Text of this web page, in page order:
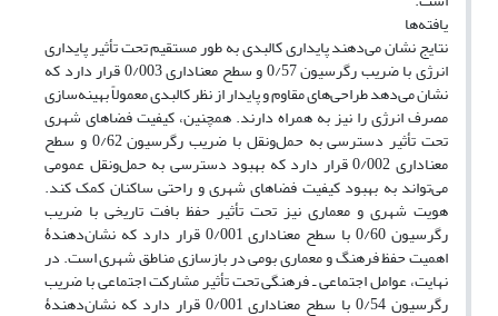
یافته‌ها
نتایج نشان می‌دهند پایداری کالبدی به طور مستقیم تحت تأثیر پایداری
انرژی با ضریب رگرسیون 0/57 و سطح معناداری 0/003 قرار دارد که
نشان‌ می‌دهد طراحی‌های مقاوم و پایدار از نظر کالبدی معمولاً بهینه‌سازی
مصرف انرژی را نیز به همراه دارند. همچنین، کیفیت فضاهای شهری
تحت تأثیر دسترسی به حمل‌ونقل با ضریب رگرسیون 0/62 و سطح
معناداری 0/002 قرار دارد که بهبود دسترسی به حمل‌ونقل عمومی
می‌تواند به بهبود کیفیت فضاهای شهری و راحتی ساکنان کمک کند.
هویت شهری و معماری نیز تحت تأثیر حفظ بافت تاریخی با ضریب
رگرسیون 0/60 با سطح معناداری 0/001 قرار دارد که نشان‌دهندۀ
اهمیت حفظ فرهنگ و معماری بومی در بازسازی مناطق شهری است. در
نهایت، عوامل اجتماعی ـ فرهنگی تحت تأثیر مشارکت اجتماعی با ضریب
رگرسیون 0/54 با سطح معناداری 0/001 قرار دارد که نشان‌دهندۀ